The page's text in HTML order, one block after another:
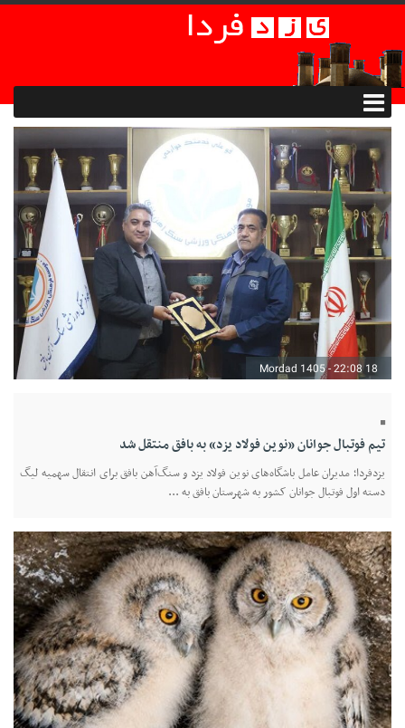
18 Mordad 1405 - 22:08
تیم فوتبال جوانان «نوین فولاد یزد» به بافق منتقل شد
یزدفردا؛ مدیران عامل باشگاه‌های نوین فولاد یزد و سنگ‌آهن بافق برای انتقال سهمیه لیگ
دسته اول فوتبال جوانان کشور به شهرستان بافق به ...